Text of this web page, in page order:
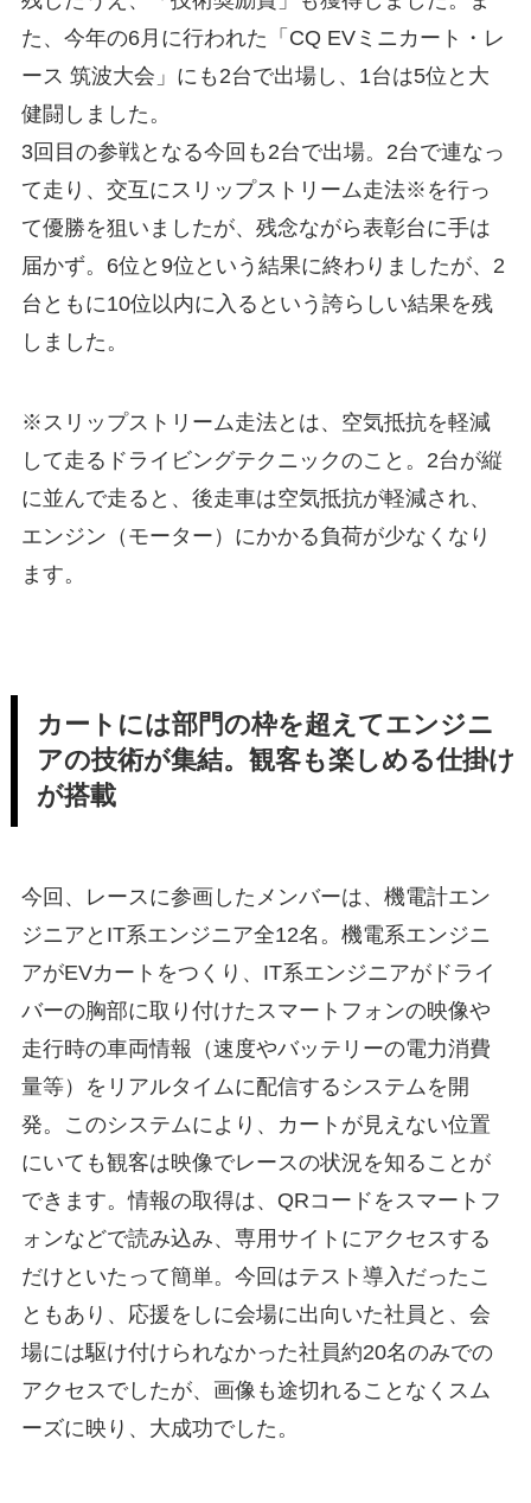
た、今年の6月に行われた「CQ EVミニカート・レ
ース 筑波大会」にも2台で出場し、1台は5位と大
健闘しました。
3回目の参戦となる今回も2台で出場。2台で連なっ
て走り、交互にスリップストリーム走法※を行っ
て優勝を狙いましたが、残念ながら表彰台に手は
届かず。6位と9位という結果に終わりましたが、2
台ともに10位以内に入るという誇らしい結果を残
しました。
※スリップストリーム走法とは、空気抵抗を軽減
して走るドライビングテクニックのこと。2台が縦
に並んで走ると、後走車は空気抵抗が軽減され、
エンジン（モーター）にかかる負荷が少なくなり
ます。
カートには部門の枠を超えてエンジニ
アの技術が集結。観客も楽しめる仕掛け
が搭載
今回、レースに参画したメンバーは、機電計エン
ジニアとIT系エンジニア全12名。機電系エンジニ
アがEVカートをつくり、IT系エンジニアがドライ
バーの胸部に取り付けたスマートフォンの映像や
走行時の車両情報（速度やバッテリーの電力消費
量等）をリアルタイムに配信するシステムを開
発。このシステムにより、カートが見えない位置
にいても観客は映像でレースの状況を知ることが
できます。情報の取得は、QRコードをスマートフ
ォンなどで読み込み、専用サイトにアクセスする
だけといたって簡単。今回はテスト導入だったこ
ともあり、応援をしに会場に出向いた社員と、会
場には駆け付けられなかった社員約20名のみでの
アクセスでしたが、画像も途切れることなくスム
ーズに映り、大成功でした。